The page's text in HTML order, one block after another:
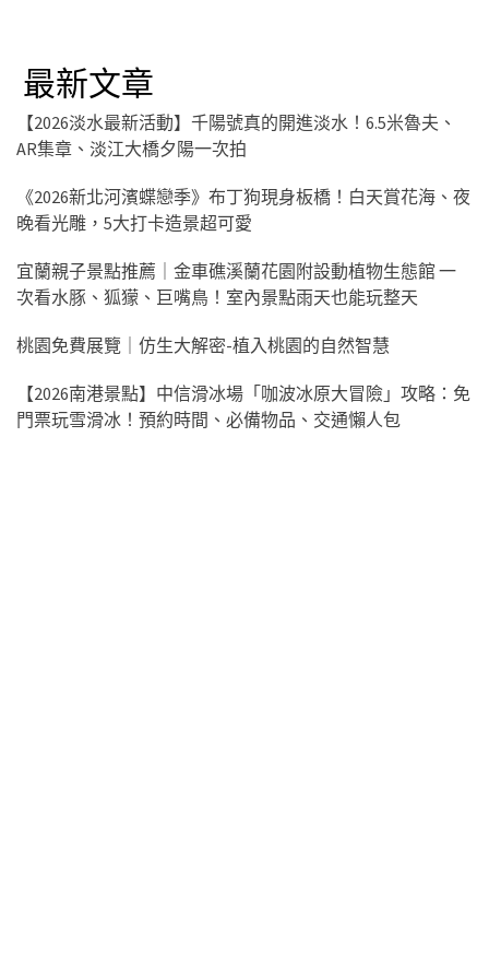
最新文章
【2026淡水最新活動】千陽號真的開進淡水！6.5米魯夫、
AR集章、淡江大橋夕陽一次拍
《2026新北河濱蝶戀季》布丁狗現身板橋！白天賞花海、夜
晚看光雕，5大打卡造景超可愛
宜蘭親子景點推薦｜金車礁溪蘭花園附設動植物生態館 一
次看水豚、狐獴、巨嘴鳥！室內景點雨天也能玩整天
桃園免費展覽｜仿生大解密-植入桃園的自然智慧
【2026南港景點】中信滑冰場「咖波冰原大冒險」攻略：免
門票玩雪滑冰！預約時間、必備物品、交通懶人包